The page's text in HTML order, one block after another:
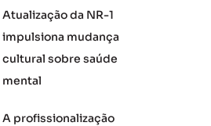
Atualização da NR-1
impulsiona mudança
cultural sobre saúde
mental
A profissionalização